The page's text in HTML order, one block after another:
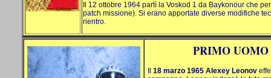
Il 12 ottobre 1964 partì la Voskod 1 da Baykonour che
patch missione). Si erano apportate diverse modifiche
rientro.
PRIMO UOMO
18 marzo 1965 Alexey Leonov